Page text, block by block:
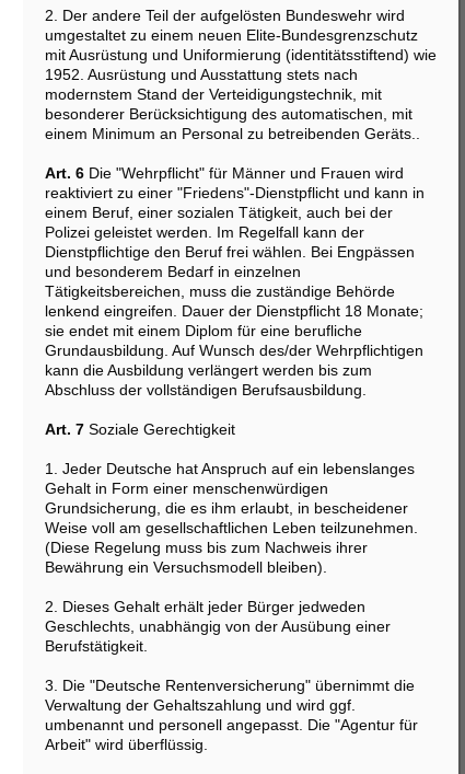
2. Der andere Teil der aufgelösten Bundeswehr wird
umgestaltet zu einem neuen Elite-Bundesgrenzschutz
mit Ausrüstung und Uniformierung (identitätsstiftend) wie
1952. Ausrüstung und Ausstattung stets nach
modernstem Stand der Verteidigungstechnik, mit
besonderer Berücksichtigung des automatischen, mit
einem Minimum an Personal zu betreibenden Geräts..
Art. 6 Die "Wehrpflicht" für Männer und Frauen wird
reaktiviert zu einer "Friedens"-Dienstpflicht und kann in
einem Beruf, einer sozialen Tätigkeit, auch bei der
Polizei geleistet werden. Im Regelfall kann der
Dienstpflichtige den Beruf frei wählen. Bei Engpässen
und besonderem Bedarf in einzelnen
Tätigkeitsbereichen, muss die zuständige Behörde
lenkend eingreifen. Dauer der Dienstpflicht 18 Monate;
sie endet mit einem Diplom für eine berufliche
Grundausbildung. Auf Wunsch des/der Wehrpflichtigen
kann die Ausbildung verlängert werden bis zum
Abschluss der vollständigen Berufsausbildung.
Art. 7 Soziale Gerechtigkeit
1. Jeder Deutsche hat Anspruch auf ein lebenslanges
Gehalt in Form einer menschenwürdigen
Grundsicherung, die es ihm erlaubt, in bescheidener
Weise voll am gesellschaftlichen Leben teilzunehmen.
(Diese Regelung muss bis zum Nachweis ihrer
Bewährung ein Versuchsmodell bleiben).
2. Dieses Gehalt erhält jeder Bürger jedweden
Geschlechts, unabhängig von der Ausübung einer
Berufstätigkeit.
3. Die "Deutsche Rentenversicherung" übernimmt die
Verwaltung der Gehaltszahlung und wird ggf.
umbenannt und personell angepasst. Die "Agentur für
Arbeit" wird überflüssig.